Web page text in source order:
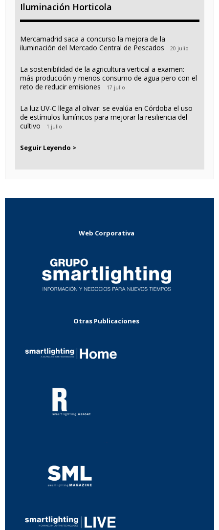
Iluminación Horticola
Mercamadrid saca a concurso la mejora de la
iluminación del Mercado Central de Pescados
20 julio
La sostenibilidad de la agricultura vertical a examen:
más producción y menos consumo de agua pero con el
reto de reducir emisiones
17 julio
La luz UV-C llega al olivar: se evalúa en Córdoba el uso
de estímulos lumínicos para mejorar la resiliencia del
cultivo
1 julio
Seguir Leyendo >
Web Corporativa
Otras Publicaciones